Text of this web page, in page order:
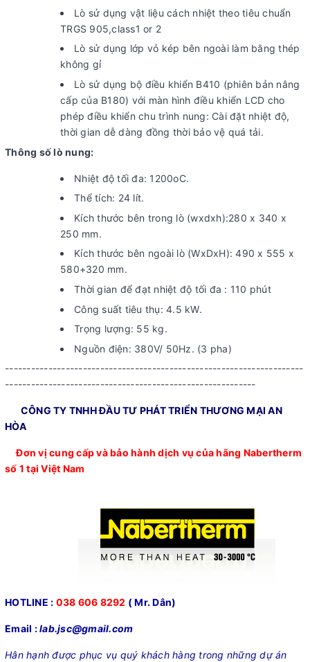
Lò sử dụng vật liệu cách nhiệt theo tiêu chuẩn
TRGS 905,class1 or 2
Lò sử dụng lớp vỏ kép bên ngoài làm bằng thép
không gỉ
Lò sử dụng bộ điều khiển B410 (phiên bản nâng
cấp của B180) với màn hình điều khiển LCD cho
phép điều khiển chu trình nung: Cài đặt nhiệt độ,
thời gian dễ dàng đồng thời bảo vệ quá tải.
Thông số lò nung:
Nhiệt độ tối đa: 1200oC.
Thể tích: 24 lít.
Kích thước bên trong lò (wxdxh):280 x 340 x
250 mm.
Kích thước bên ngoài lò (WxDxH): 490 x 555 x
580+320 mm.
Thời gian để đạt nhiệt độ tối đa : 110 phút
Công suất tiêu thụ: 4.5 kW.
Trọng lượng: 55 kg.
Nguồn điện: 380V/ 50Hz. (3 pha)
---------------------------------------------------------------------
----------------------------------------------------------
CÔNG TY TNHH ĐẦU TƯ PHÁT TRIỂN THƯƠNG MẠI AN
HÒA
Đơn vị cung cấp và bảo hành dịch vụ của hãng Nabertherm
số 1 tại Việt Nam
HOTLINE : 038 606 8292 ( Mr. Dân)
Email :lab.jsc@gmail.com
Hân hạnh được phục vụ quý khách hàng trong những dự án